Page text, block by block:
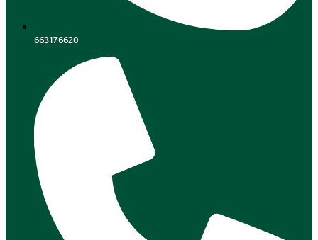
663176620